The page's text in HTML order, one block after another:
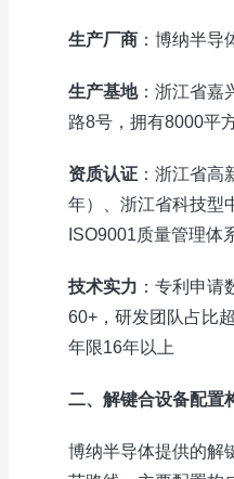
生产厂商 ：博纳半导
生产基地：浙江省嘉
路8号，拥有8000平
资质认证 ：浙江省
年）、浙江省科技型
ISO9001质量管理体
技术实力 ：专利申
60+，研发团队占比
年限16年以上
二、解键合设备配置
博纳半导体提供的解